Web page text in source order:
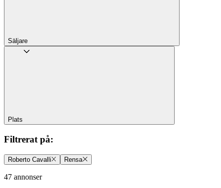
Säljare
Plats
Filtrerat på:
Roberto Cavalli Rensa
47 annonser